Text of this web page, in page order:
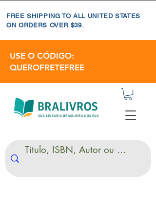
FREE SHIPPING TO ALL UNITED STATES
ON ORDERS OVER $39.
USE O CÓDIGO:
QUEROFRETEFREE